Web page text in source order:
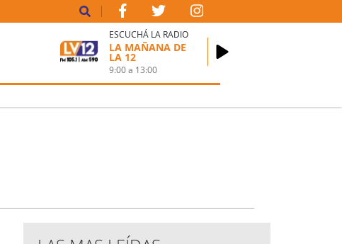
ESCUCHÁ LA RADIO
LA MAÑANA DE
LA 12
9:00a 13:00